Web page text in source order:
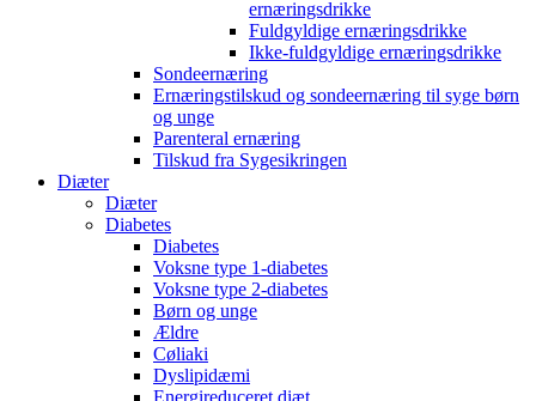
ernæringsdrikke
Fuldgyldige ernæringsdrikke
Ikke-fuldgyldige ernæringsdrikke
Sondeernæring
Ernæringstilskud og sondeernæring til syge børn
og unge
Parenteral ernæring
Tilskud fra Sygesikringen
Diæter
Diæter
Diabetes
Diabetes
Voksne type 1-diabetes
Voksne type 2-diabetes
Børn og unge
Ældre
Cøliaki
Dyslipidæmi
Energireduceret diæt